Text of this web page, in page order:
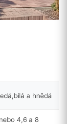
a hnědá
4,6 a 8